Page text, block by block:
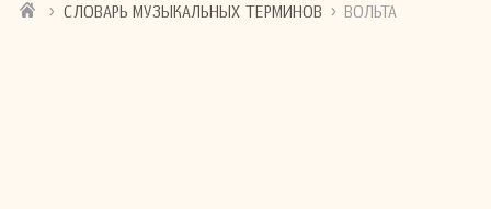
› СЛОВАРЬ МУЗЫКАЛЬНЫХ ТЕРМИНОВ › ВОЛЬТА